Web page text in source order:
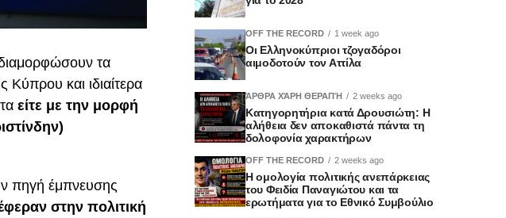
διαμορφώσουν τα
και ιδιαίτερα
είτε με την μορφή
πηγή έμπνευσης
στην πολιτική
OFF THE RECORD 1 week ago
Οι Ελληνοκύπριοι τζογαδόροι
αιμοδοτούν τον Αττίλα
ΆΡΘΡΑ ΧΆΡΗ ΘΕΡΑΠΉ 2 weeks ago
Κατηγορητήρια κατά Δρουσιώτη: Η
αλήθεια δεν αποκαθιστά πάντα τη
δολοφονία χαρακτήρων
OFF THE RECORD 2 weeks ago
Η ομολογία πολιτικής ανεπάρκειας
του Φειδία Παναγιώτου και τα
ερωτήματα για το Εθνικό Συμβούλιο